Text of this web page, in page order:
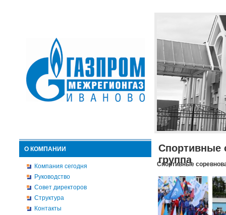
О КОМПАНИИ
Компания сегодня
Руководство
Совет директоров
Структура
Контакты
Спортивные
группа
Спортивные